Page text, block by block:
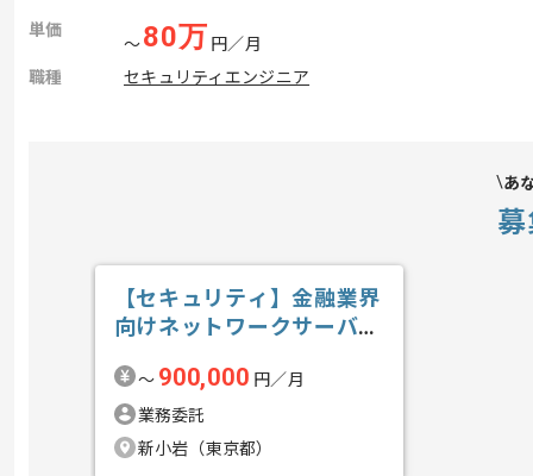
単価
〜80万 円／月
職種
セキュリティエンジニア
あ
【セキュリティ】金融業界
向けネットワークサーバセ
件〜 900,000 円／月
業務委託
新小岩（東京都）